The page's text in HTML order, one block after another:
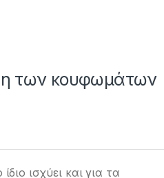
των κουφωμάτων
ίδιο ισχύει και για τα